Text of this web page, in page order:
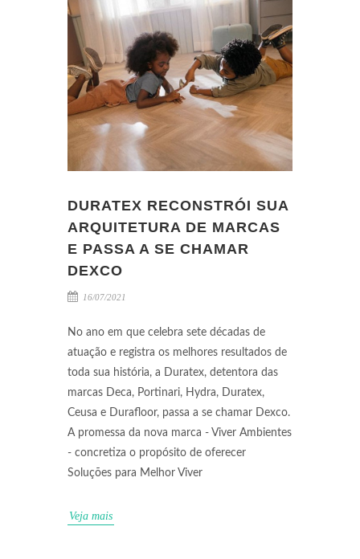
DURATEX RECONSTRÓI SUA
ARQUITETURA DE MARCAS
E PASSA A SE CHAMAR
DEXCO
16/07/2021
No ano em que celebra sete décadas de
atuação e registra os melhores resultados de
toda sua história, a Duratex, detentora das
marcas Deca, Portinari, Hydra, Duratex,
Ceusa e Durafloor, passa a se chamar Dexco.
A promessa da nova marca - Viver Ambientes
- concretiza o propósito de oferecer
Soluções para Melhor Viver
Veja mais